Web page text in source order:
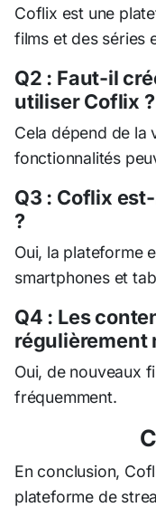
Coflix est une
films et des séries
Q2 : Faut-il
utiliser Coflix ?
Cela dépend de la
fonctionnalités
Q3 : Coflix
?
Oui, la plateforme
smartphones et
Q4 : Les
régulièrement
Oui, de nouveaux
fréquemment.
En conclusion,
plateforme de